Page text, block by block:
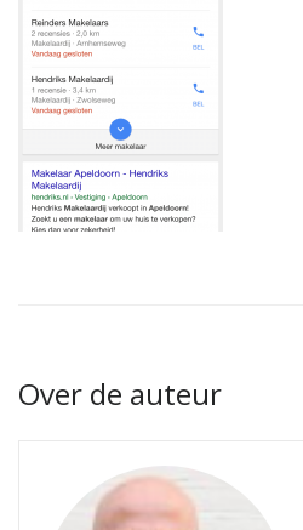
Over de auteur